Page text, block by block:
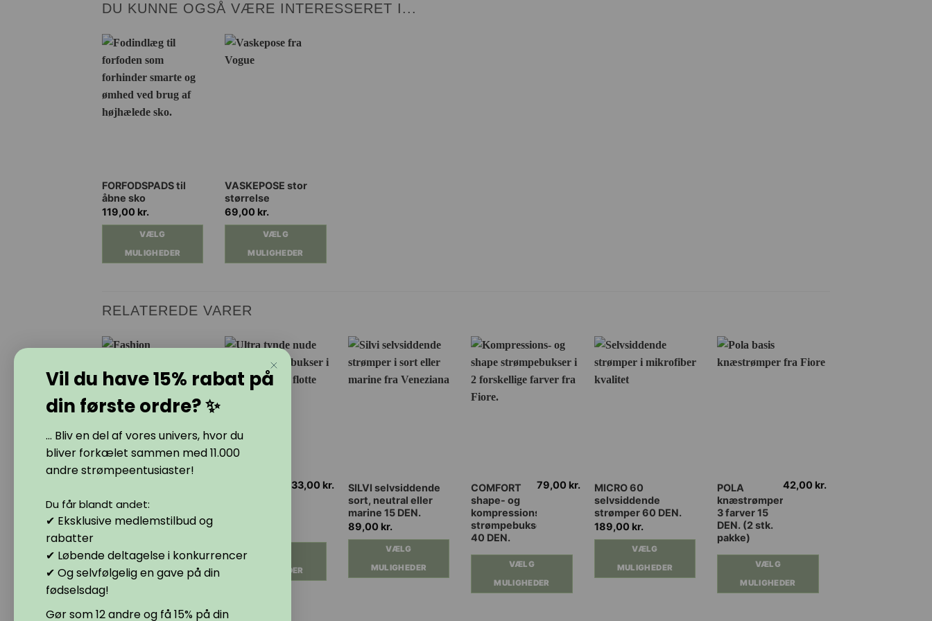
DU KUNNE OGSÅ VÆRE INTERESSERET I...
FORFODSPADS til
åbne sko
119,00 kr.
VÆLG
MULIGHEDER
Dette
vare
har
varianter.
Mulighederne
på
VASKEPOSE stor
størrelse
69,00 kr.
VÆLG
MULIGHEDER
Dette
vare
har
varianter.
Mulighederne
på
RELATEREDE VARER
overknee
sort 20-40
VÆLG
vare
har
varianter.
Mulighederne
kan
vælges
på
33,00 kr.
MULIGHEDER
varianter.
Mulighederne
på
SILVI selvsiddende
sort, neutral eller
marine 15 DEN.
89,00 kr.
VÆLG
MULIGHEDER
Dette
vare
har
flere
varianter.
Mulighederne
COMFORT
shape- og
kompressions
strømpebukser
40 DEN.
79,00 kr.
VÆLG
MULIGHEDER
Dette
vare
har
flere
Mulighederne
MICRO 60
selvsiddende
strømper 60 DEN.
189,00 kr.
VÆLG
MULIGHEDER
Dette
vare
har
flere
varianter.
Mulighederne
POLA
knæstrømper
3 farver 15
DEN. (2 stk.
pakke)
42,00 kr.
VÆLG
MULIGHEDER
Dette
vare
har
flere
Mulighederne
Vil du have 15% rabat på
din første ordre? ✨
... Bliv en del af vores univers, hvor du
bliver forkælet sammen med 11.000
andre strømpeentusiaster!
Du får blandt andet:
✔ Eksklusive medlemstilbud og
rabatter
✔ Løbende deltagelse i konkurrencer
✔ Og selvfølgelig en gave på din
fødselsdag!
Gør som 12 andre og få 15% på din